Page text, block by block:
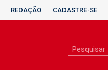
REDAÇÃO CADASTRE-SE